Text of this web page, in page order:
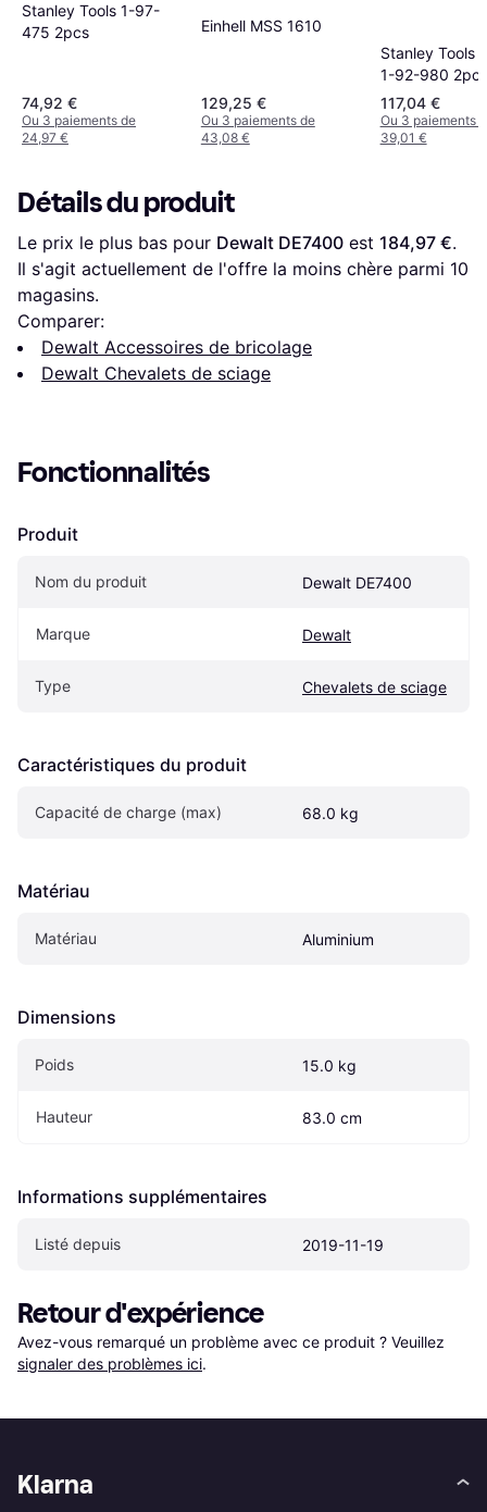
Stanley Tools 1-97-
475 2pcs
74,92 €
Ou 3 paiements de
24,97 €
Einhell MSS 1610
129,25 €
Ou 3 paiements de
43,08 €
Stanley Tools
1-92-980 2pcs
117,04 €
Ou 3 paiements
39,01 €
Détails du produit
Le prix le plus bas pour Dewalt DE7400 est 184,97 €.
Il s'agit actuellement de l'offre la moins chère parmi 10
magasins.
Comparer:
Dewalt Accessoires de bricolage
Dewalt Chevalets de sciage
Fonctionnalités
Produit
Nom du produit Dewalt DE7400
Marque Dewalt
Type Chevalets de sciage
Caractéristiques du produit
Capacité de charge (max) 68.0 kg
Matériau
Matériau Aluminium
Dimensions
Poids 15.0 kg
Hauteur 83.0 cm
Informations supplémentaires
Listé depuis 2019-11-19
Retour d'expérience
Avez-vous remarqué un problème avec ce produit ? Veuillez
signaler des problèmes ici.
Klarna